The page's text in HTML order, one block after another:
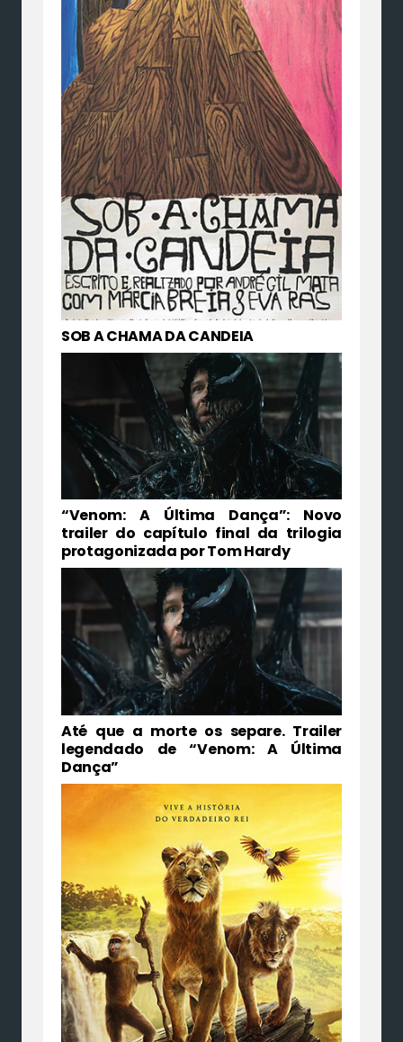
SOB A CHAMA DA CANDEIA
“Venom: A Última Dança”: Novo
trailer do capítulo final da trilogia
protagonizada por Tom Hardy
Até que a morte os separe. Trailer
legendado de “Venom: A Última
Dança”